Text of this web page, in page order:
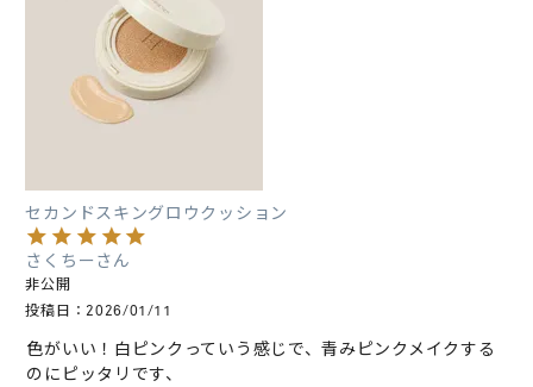
セカンドスキングロウクッション
さくちー
非公開
投稿日
2026/01/11
色がいい！白ピンクっていう感じで、青みピンクメイクする
のにピッタリです、